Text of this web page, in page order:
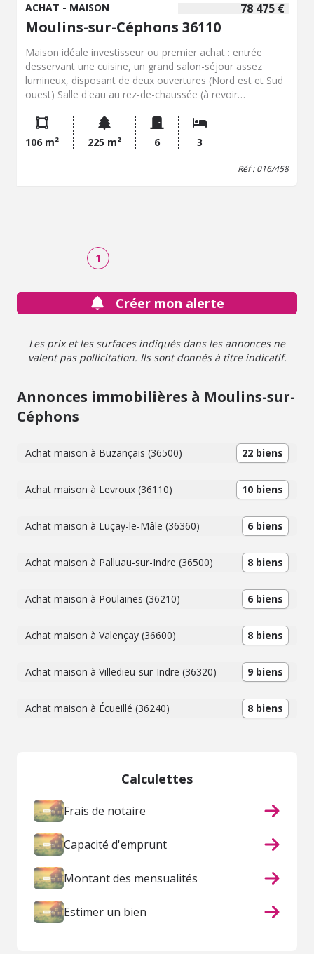
78 475 €
ACHAT - MAISON
Moulins-sur-Céphons 36110
Maison idéale investisseur ou premier achat : entrée
desservant une cuisine, un grand salon-séjour assez
lumineux, disposant de deux ouvertures (Nord est et Sud
ouest) Salle d'eau au rez-de-chaussée (à revoir
deux chambres et un bureau, dont deux disposant d'un
coin salle d'eau. Toiture en bon état et bien isolée.
Menuiseries en double vitrage récent (20 et 16 mm avec
lame d'air) sauf porte d'entrée. Pompe à chaleur. DPE en
106 m² 225 m² 6 3
Réf : 016/458
1
Créer mon alerte
Les prix et les surfaces indiqués dans les annonces ne
valent pas pollicitation. Ils sont donnés à titre indicatif.
Annonces immobilières à Moulins-sur-
Céphons
Achat maison à Buzançais (36500) 22 biens
Achat maison à Levroux (36110) 10 biens
Achat maison à Luçay-le-Mâle (36360) 6 biens
Achat maison à Palluau-sur-Indre (36500) 8 biens
Achat maison à Poulaines (36210) 6 biens
Achat maison à Valençay (36600) 8 biens
Achat maison à Villedieu-sur-Indre (36320) 9 biens
Achat maison à Écueillé (36240) 8 biens
Calculettes
Frais de notaire
Capacité d'emprunt
Montant des mensualités
Estimer un bien